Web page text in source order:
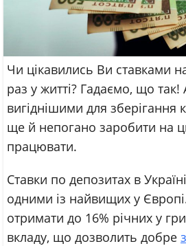
Чи цікавились Ви ставками
раз у житті? Гадаємо, що так!
вигіднішими для зберігання
ще й непогано заробити на
працювати.
Ставки по депозитах в
одними із найвищих у
отримати до 16% річних у
вкладу, що дозволить добре